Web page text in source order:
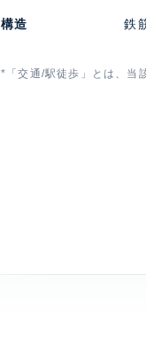
構造 鉄
*「交通/駅徒歩」とは、当